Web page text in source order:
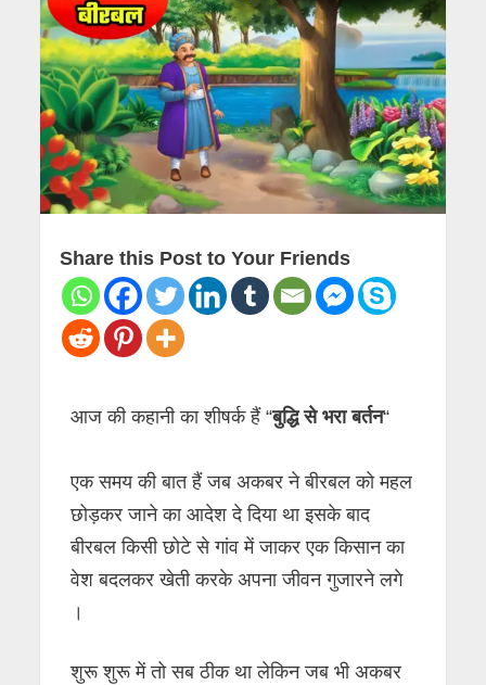
Share this Post to Your Friends
आज की कहानी का शीषर्क हैं “बुद्धि से भरा बर्तन“
एक समय की बात हैं जब अकबर ने बीरबल को महल
छोड़कर जाने का आदेश दे दिया था इसके बाद
बीरबल किसी छोटे से गांव में जाकर एक किसान का
वेश बदलकर खेती करके अपना जीवन गुजारने लगे
।
शुरू शुरू में तो सब ठीक था लेकिन जब भी अकबर